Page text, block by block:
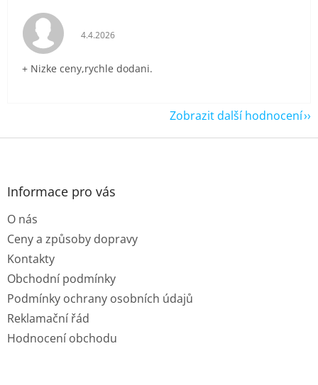
Hodnocení obchodu je 5 z 5 hvězdiček.
4.4.2026
+ Nizke ceny,rychle dodani.
Zobrazit další hodnocení
Z
Informace pro vás
O nás
Ceny a způsoby dopravy
Kontakty
Obchodní podmínky
Podmínky ochrany osobních údajů
Reklamační řád
Hodnocení obchodu